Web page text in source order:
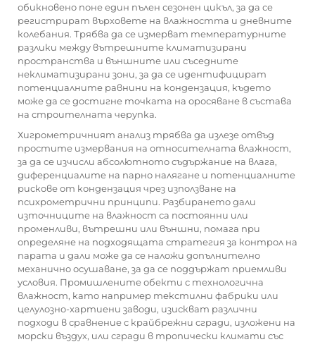
обикновено поне един пълен сезонен цикъл, за да се
регистрират върховете на влажността и дневните
колебания. Трябва да се измерват температурните
разлики между вътрешните климатизирани
пространства и външните или съседните
неклиматизирани зони, за да се идентифицират
потенциалните равнини на кондензация, където
може да се достигне точката на оросяване в състава
на строителната черупка.
Хигрометричният анализ трябва да излезе отвъд
простите измервания на относителната влажност,
за да се изчисли абсолютното съдържание на влага,
диференциалите на парно налягане и потенциалните
рискове от кондензация чрез използване на
психрометрични принципи. Разбирането дали
източниците на влажност са постоянни или
променливи, вътрешни или външни, помага при
определяне на подходящата стратегия за контрол на
парата и дали може да се наложи допълнително
механично осушаване, за да се поддържат приемливи
условия. Промишлените обекти с технологична
влажност, като например текстилни фабрики или
целулозно-хартиени заводи, изискват различни
подходи в сравнение с крайбрежни сгради, изложени на
морски въздух, или сгради в тропически климати със